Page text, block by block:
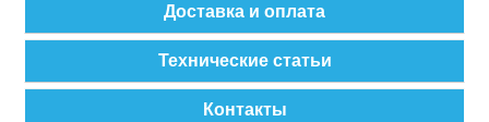
Доставка и оплата
Технические статьи
Контакты